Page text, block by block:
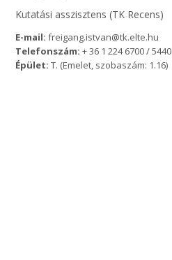
Kutatási asszisztens (TK Recens)
E-mail: freigang.istvan@tk.elte.hu
Telefonszám: + 36 1 224 6700 / 5440
Épület: T. (Emelet, szobaszám: 1.16)